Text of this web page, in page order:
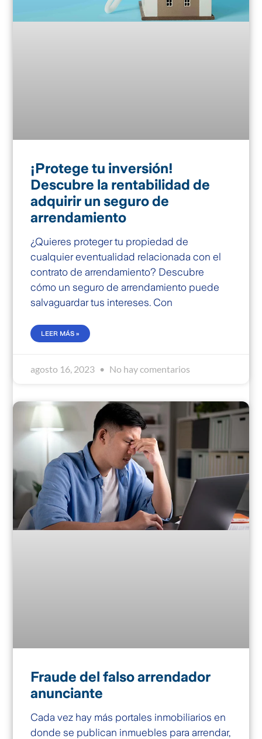
¡Protege tu inversión!
Descubre la rentabilidad de
adquirir un seguro de
arrendamiento
¿Quieres proteger tu propiedad de
cualquier eventualidad relacionada con el
contrato de arrendamiento? Descubre
cómo un seguro de arrendamiento puede
salvaguardar tus intereses. Con
LEER MÁS »
agosto 16, 2023 No hay comentarios
Fraude del falso arrendador
anunciante
Cada vez hay más portales inmobiliarios en
donde se publican inmuebles para arrendar,